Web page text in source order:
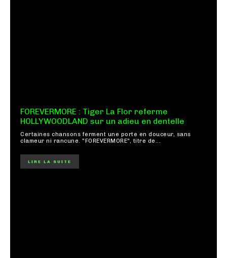
FOREVERMORE : Tiger La Flor referme
HOLLYWOODLAND sur un adieu en dentelle
Certaines chansons ferment une porte en douceur, sans
clameur ni rancune. "FOREVERMORE", titre de...
LIRE LA SUITE